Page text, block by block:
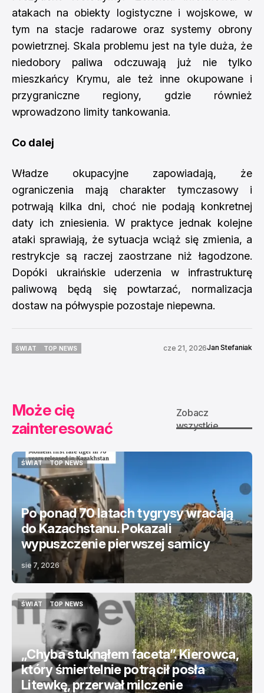
atakach na obiekty logistyczne i wojskowe, w
tym na stacje radarowe oraz systemy obrony
powietrznej. Skala problemu jest na tyle duża, że
niedobory paliwa odczuwają już nie tylko
mieszkańcy Krymu, ale też inne okupowane i
przygraniczne regiony, gdzie również
wprowadzono limity tankowania.
Co dalej
Władze okupacyjne zapowiadają, że
ograniczenia mają charakter tymczasowy i
potrwają kilka dni, choć nie podają konkretnej
daty ich zniesienia. W praktyce jednak kolejne
ataki sprawiają, że sytuacja wciąż się zmienia, a
restrykcje są raczej zaostrzane niż łagodzone.
Dopóki ukraińskie uderzenia w infrastrukturę
paliwową będą się powtarzać, normalizacja
dostaw na półwyspie pozostaje niepewna.
ŚWIAT
TOP NEWS
cze 21, 2026Jan Stefaniak
Może cię
zainteresować
Zobacz
wszystkie
ŚWIAT
ŚWIAT
TOP NEWS
TOP NEWS
Po ponad 70 latach tygrysy wracają
do Kazachstanu. Pokazali
wypuszczenie pierwszej samicy
sie 7, 2026
ŚWIAT
TOP NEWS
„Chyba stuknąłem faceta”. Kierowca,
który śmiertelnie potrącił posła
Litewkę, przerwał milczenie